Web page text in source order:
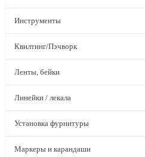
Инструменты
Квилтинг/Пэчворк
Ленты, бейки
Линейки / лекала
Установка фурнитуры
Маркеры и карандаши